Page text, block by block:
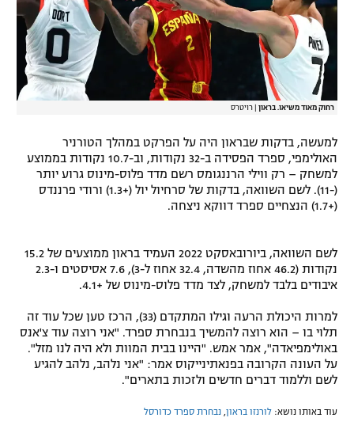
רחוק מאוד משיאו. בראון רויטרס
למעשה, בדקות שבראון היה על הפרקט במהלך הטורניר
האולימפי, ספרד הפסידה ב-32 נקודות, וב-10.7 נקודות בממוצע
למשחק – רק ווילי הרננגומס רשם מדד פלוס-מינוס גרוע יותר
(-11). לשם השוואה, בדקות של סרחיול יול (+1.3) ורודי פרננדס
(+1.7) הנצחיים ספרד דווקא ניצחה.
לשם השוואה, ביורובאסקט 2022 העמיד בראון ממוצעים של 15.2
נקודות (46.2 אחוז מהשדה, 32.4 אחוז ל-3), 7.6 אסיסטים ו-2.3
איבודים בלבד למשחק, לצד מדד פלוס-מינוס של +4.1.
למרות היכולת הרעה וגילו המתקדם (33), הרכז טען שכל עוד זה
תלוי בו – הוא רוצה להמשיך בנבחרת ספרד. "אני רוצה עוד צ'אנס
באולימפיאדה", אמר אמש. "היינו בבית המוות ולא היה לנו מזל".
על העונה הקרובה בפנאתינייקוס אמר: "אני נלהב, נלהב להגיע
לשם וללמוד דברים חדשים ולזכות בתארים".
עוד באותו נושא: לורנזו בראון נבחרת ספרד כדורסל